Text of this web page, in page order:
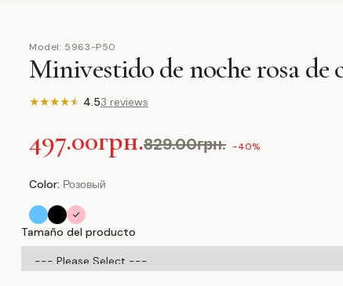
Model: 5963-P50
Minivestido de noche rosa de
★★★★★ 4.53 reviews
497.00грн.829.00грн. -40%
Color: Розовый
Tamaño del producto